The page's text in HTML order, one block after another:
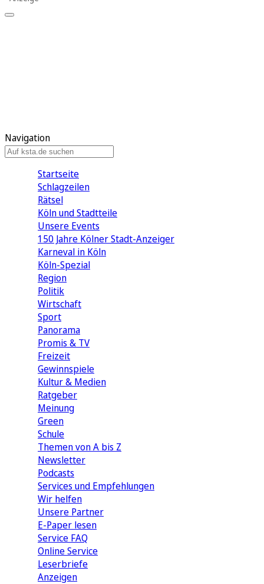
Navigation
Startseite
Schlagzeilen
Rätsel
Köln und Stadtteile
Unsere Events
150 Jahre Kölner Stadt-Anzeiger
Karneval in Köln
Köln-Spezial
Region
Politik
Wirtschaft
Sport
Panorama
Promis & TV
Freizeit
Gewinnspiele
Kultur & Medien
Ratgeber
Meinung
Green
Schule
Themen von A bis Z
Newsletter
Podcasts
Services und Empfehlungen
Wir helfen
Unsere Partner
E-Paper lesen
Service FAQ
Online Service
Leserbriefe
Anzeigen